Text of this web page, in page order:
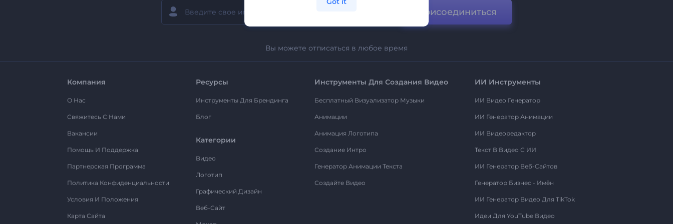
Присоединиться
Вы можете отписаться в любое время
Компания
О Нас
Свяжитесь С Нами
Вакансии
Помощь И Поддержка
Партнерская Программа
Политика Конфиденциальности
Условия И Положения
Карта Сайта
Ресурсы
Инструменты Для Брендинга
Блог
Категории
Видео
Логотип
Графический Дизайн
Веб-Сайт
Инструменты Для Создания Видео
Бесплатный Визуализатор Музыки
Анимации
Анимация Логотипа
Создание Интро
Генератор Анимации Текста
Создайте Видео
ИИ Инструменты
ИИ Видео Генератор
ИИ Генератор Анимации
ИИ Видеоредактор
Текст В Видео С ИИ
ИИ Генератор Веб-Сайтов
Генератор Бизнес - Имён
ИИ Генератор Видео Для TikTok
Идеи Для YouTube Видео